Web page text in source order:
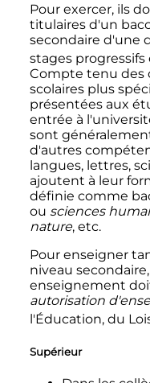
Pour exercer, ils
titulaires d'un
secondaire d'une
stages
Compte tenu des
scolaires plus
présentées aux
entrée à
sont
d'autres
langues, lettres,
ajoutent à leur
définie comme
ou sciences
nature, etc.
Pour enseigner
niveau
enseignement
autorisation
l'Éducation, du
Supérieur